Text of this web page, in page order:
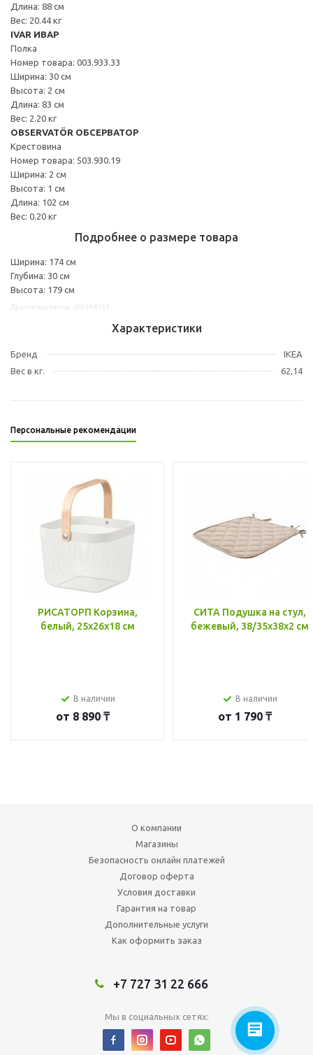
Длина: 88 см
Вес: 20.44 кг
IVAR ИВАР
Полка
Номер товара: 003.933.33
Ширина: 30 см
Высота: 2 см
Длина: 83 см
Вес: 2.20 кг
OBSERVATÖR ОБСЕРВАТОР
Крестовина
Номер товара: 503.930.19
Ширина: 2 см
Высота: 1 см
Длина: 102 см
Вес: 0.20 кг
Подробнее о размере товара
Ширина: 174 см
Глубина: 30 см
Высота: 179 см
Характеристики
Бренд
IKEA
Вес в кг.
62,14
Персональные рекомендации
РИСАТОРП Корзина,
белый, 25x26x18 см
В наличии
от 8 890 ₸
СИТА Подушка на стул,
бежевый, 38/35x38x2 см
В наличии
от 1 790 ₸
О компании
Магазины
Безопасность онлайн платежей
Договор оферта
Условия доставки
Гарантия на товар
Дополнительные услуги
Как оформить заказ
+7 727 31 22 666
Мы в социальных сетях: